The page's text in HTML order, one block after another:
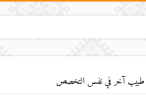
طبيب آخر في نفس التخصص